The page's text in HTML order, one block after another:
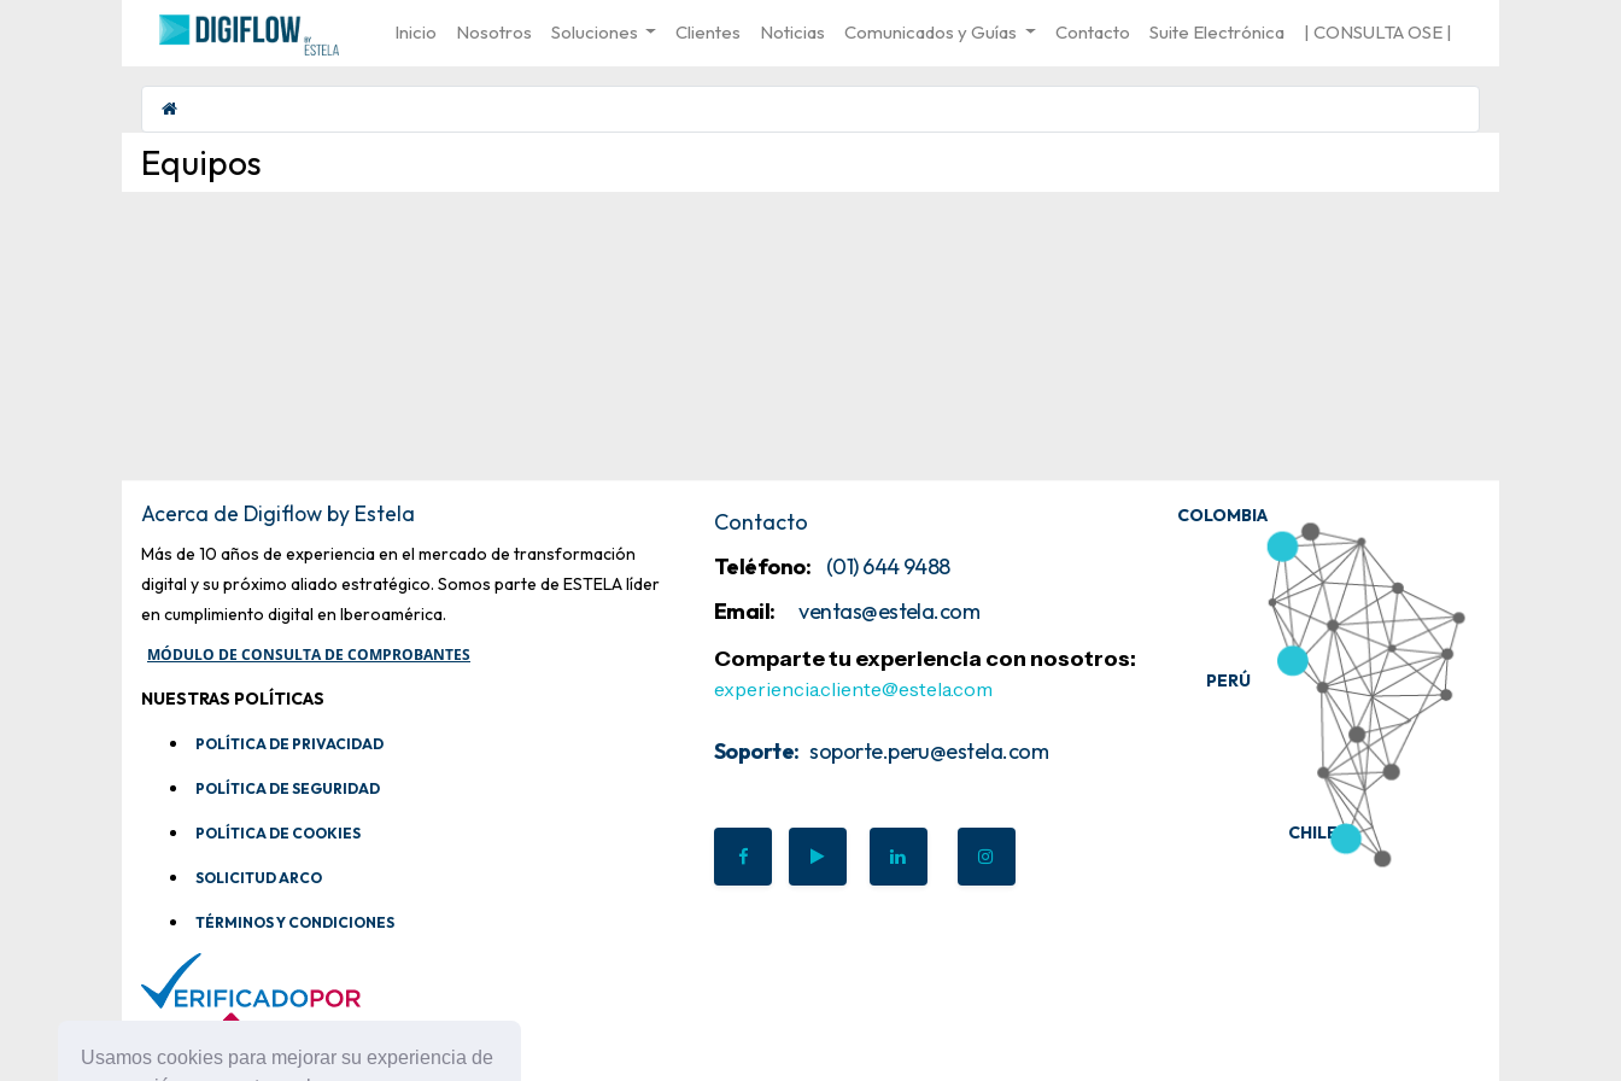
Inicio Nosotros Soluciones Clientes Noticias Comunicados y Guías Contacto Suite Electrónica | CONSULTA OSE |
Equipos
Acerca de Digiflow by Estela
Más de 10 años de experiencia en el mercado de transformación
digital y su próximo aliado estratégico. Somos parte de ESTELA líder
en cumplimiento digital en Iberoamérica.
MÓDULO DE CONSULTA DE COMPROBANTES
NUESTRAS POLÍTICAS
POLÍTICA DE PRIVACIDAD
POLÍTICA DE SEGURIDAD
POLÍTICA DE COOKIES
SOLICITUD ARCO
TÉRMINOS Y CONDICIONES
Contacto
Teléfono:
(01) 644 9488
Email:
ventas@estela.com
Comparte tu experiencia con nosotros:
experiencia.cliente@estela.com
Soporte: soporte.peru@estela.com
COLOMBIA
PERÚ
CHILE
Usamos cookies para mejorar su experiencia de